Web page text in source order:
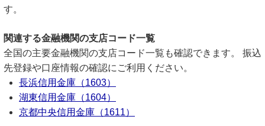
す。
関連する金融機関の支店コード一覧
全国の主要金融機関の支店コード一覧も確認できます。 振込
先登録や口座情報の確認にご利用ください。
長浜信用金庫（1603）
湖東信用金庫（1604）
京都中央信用金庫（1611）